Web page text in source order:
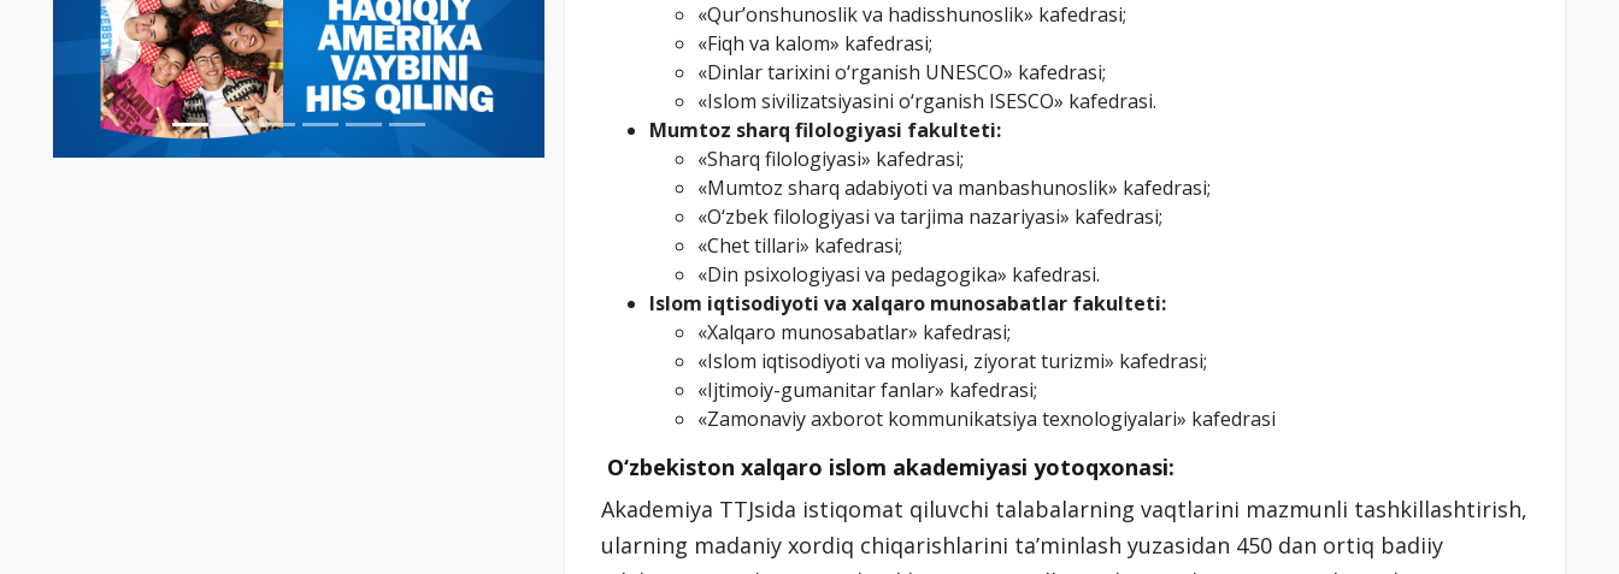
«Qur’onshunoslik va hadisshunoslik» kafedrasi;
«Fiqh va kalom» kafedrasi;
«Dinlar tarixini o‘rganish UNESCO» kafedrasi;
«Islom sivilizatsiyasini o‘rganish ISESCO» kafedrasi.
Mumtoz sharq filologiyasi fakulteti:
«Sharq filologiyasi» kafedrasi;
«Mumtoz sharq adabiyoti va manbashunoslik» kafedrasi;
«O‘zbek filologiyasi va tarjima nazariyasi» kafedrasi;
«Chet tillari» kafedrasi;
«Din psixologiyasi va pedagogika» kafedrasi.
Islom iqtisodiyoti va xalqaro munosabatlar fakulteti:
«Xalqaro munosabatlar» kafedrasi;
«Islom iqtisodiyoti va moliyasi, ziyorat turizmi» kafedrasi;
«Ijtimoiy-gumanitar fanlar» kafedrasi;
«Zamonaviy axborot kommunikatsiya texnologiyalari» kafedrasi
O‘zbekiston xalqaro islom akademiyasi yotoqxonasi:
Akademiya TTJsida istiqomat qiluvchi talabalarning vaqtlarini mazmunli tashkillashtirish,
ularning madaniy xordiq chiqarishlarini ta’minlash yuzasidan 450 dan ortiq badiiy